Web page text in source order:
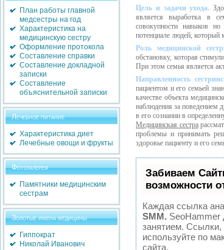
План работы главной
медсестры на год
Характеристика на
медицинскую сестру
Оформление протокола
Составление справки
Составление докладной
записки
Составление
объяснительной записки
Лечебное питание
Характеристика диет
Лечебные овощи и фрукты
Фотогалерея
Памятники медицинским
сестрам
Золотые имена медицины
Гиппократ
Николай Иванович
Цель и задачи ухода.
является выработка в
совокупности навыков
потенциале людей, который
Роль медицинской
обстановку, которая
При этом семья является
Направленность
пациентом и его семьей
качестве объекта
наблюдения за поведением
в его сознании в
Медицинская сестра
проблемы и принимать
здоровье пациенту и его
Забиваем
возможности
Каждая ссылка
SMM. SeoHammer
занятием. Ссылки,
используйте по
сайта.